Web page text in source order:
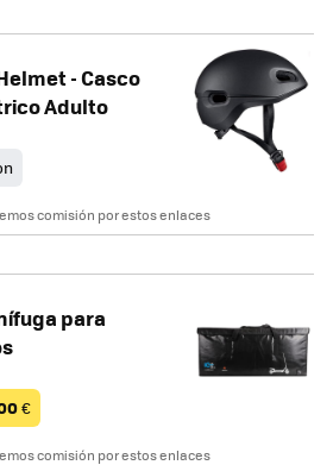
- Casco
Adulto
comisión por estos enlaces
para
€
comisión por estos enlaces